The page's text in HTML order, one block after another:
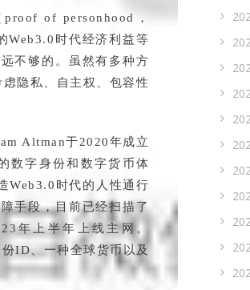
of personhood，
Web3.0时代经济利益等
不够的。虽然有多种方
隐私、自主权、包容性
Altman于2020年成立
数字身份和数字货币体
Web3.0时代的人性通行
手段，目前已经扫描了
年上半年上线主网。
ID、一种全球货币以及